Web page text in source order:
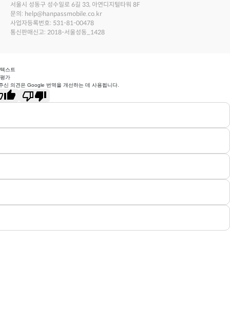
서울시 성동구 성수일로 6길 33, 아연디지털타워 8F
문의: help@hanpassmobile.co.kr
사업자등록번호: 531-81-00478
통신판매신고: 2018-서울성동_1428
스트
가
신 의견은 Google 번역을 개선하는 데 사용됩니다.